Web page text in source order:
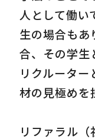
人として働い
生の場合もあ
合、その学生
リクルータ
材の見極めを
リファラル